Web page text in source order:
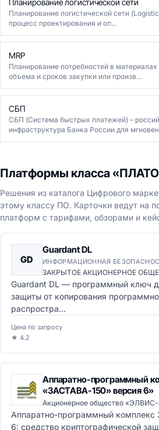
Планирование логистической сети
Планирование логистической сети
процесс проектирования и оп...
MRP
Планирование потребностей в материалах
объема и сроков закупки или произв...
СБП
СБП (Система быстрых платежей) –
инфраструктура Банка России для
Платформы класса
Решения из каталога Цифрового
этому классу ПО. Карточки ведут на
платформ с тарифами, обзорами и
GD
Guardant DL
ИНФОРМАЦИОННАЯ
ЗАКРЫТОЕ АКЦИОНЕРНОЕ
Guardant DL — программный ключ
защиты от копирования
распростра...
Цена по запросу
★ 4.2
Аппаратно-программный
«ЗАСТАВА-150» версия 6»
Акционерное общество
Аппаратно-программный
6: средство криптографической